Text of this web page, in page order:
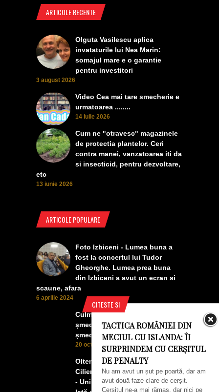
CITESTE SI
TACTICA ROMÂNIEI DIN
MECIUL CU ISLANDA: ÎI
SURPRINDEM CU CERȘITUL
DE PENALTY
Nu am avut un șut pe poartă, dar am
avut două faze clare de cerșit.
Cerșitul ne-a mai rămas, dar nici pe
ARTICOLE RECENTE
Olguta Vasilescu aplica
invataturile lui Nea Marin:
somajul mare e o garantie
pentru investitori
3 august 2026
Video Cea mai tare smecherie e
urmatoarea ........
14 iulie 2026
Cum ne "otravesc" magazinele
de protectia plantelor. Ceri
contra manei, vanzatoarea iti da
si insecticid, pentru dezvoltare,
etc
13 iunie 2026
ARTICOLE POPULARE
Foto Izbiceni - Lumea buna a
fost la concertul lui Tudor
Gheorghe. Lumea prea buna
din Izbiceni a avut un ecran si
scaune, afara
6 aprilie 2024
Culmea smecheriei! O mașină
șmecheră l-a trădat pe cel mai
șmecher oltean
20 octombrie 2022
Oltenii, Dăbulenii, Izbicenii,
Cilienii s-au înfrățit cu Puchenii
- Unii cu munca, alții cu profitul.